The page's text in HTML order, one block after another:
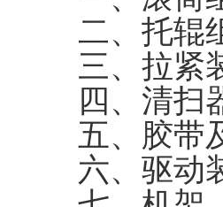
二、托辊
三、拉紧
四、清扫
五、胶带
六、驱动